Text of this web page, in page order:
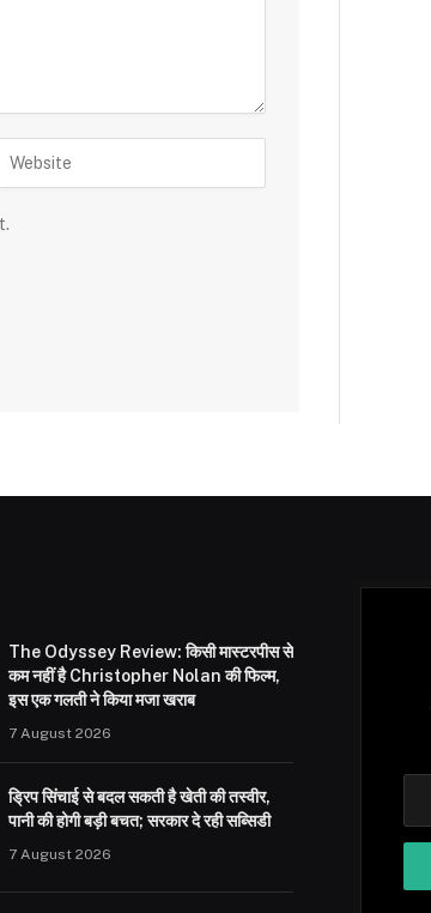
The Odyssey Review: किसी मास्टरपीस से
कम नहीं है Christopher Nolan की फिल्म,
इस एक गलती ने किया मजा खराब
7 August 2026
ड्रिप सिंचाई से बदल सकती है खेती की तस्वीर,
पानी की होगी बड़ी बचत; सरकार दे रही सब्सिडी
7 August 2026